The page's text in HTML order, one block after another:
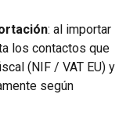
: al importar
los contactos que
(NIF / VAT EU) y
según